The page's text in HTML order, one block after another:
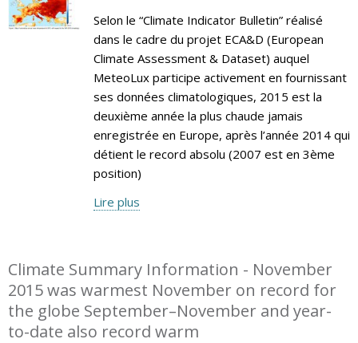
Selon le “Climate Indicator Bulletin” réalisé
dans le cadre du projet ECA&D (European
Climate Assessment & Dataset) auquel
MeteoLux participe activement en fournissant
ses données climatologiques, 2015 est la
deuxième année la plus chaude jamais
enregistrée en Europe, après l’année 2014 qui
détient le record absolu (2007 est en 3ème
position)
Lire plus
Climate Summary Information - November
2015 was warmest November on record for
the globe September–November and year-
to-date also record warm